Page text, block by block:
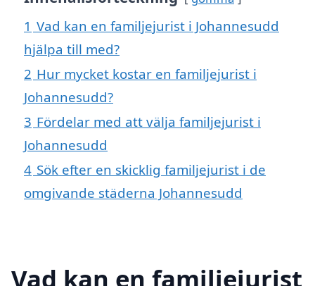
1 Vad kan en familjejurist i Johannesudd
hjälpa till med?
2 Hur mycket kostar en familjejurist i
Johannesudd?
3 Fördelar med att välja familjejurist i
Johannesudd
4 Sök efter en skicklig familjejurist i de
omgivande städerna Johannesudd
Vad kan en familjejurist